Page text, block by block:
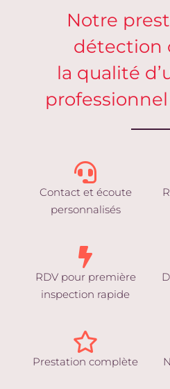
Notre
détection
la qualité
Contact et écoute
personnalisés
RDV pour première
inspection rapide
Prestation complète